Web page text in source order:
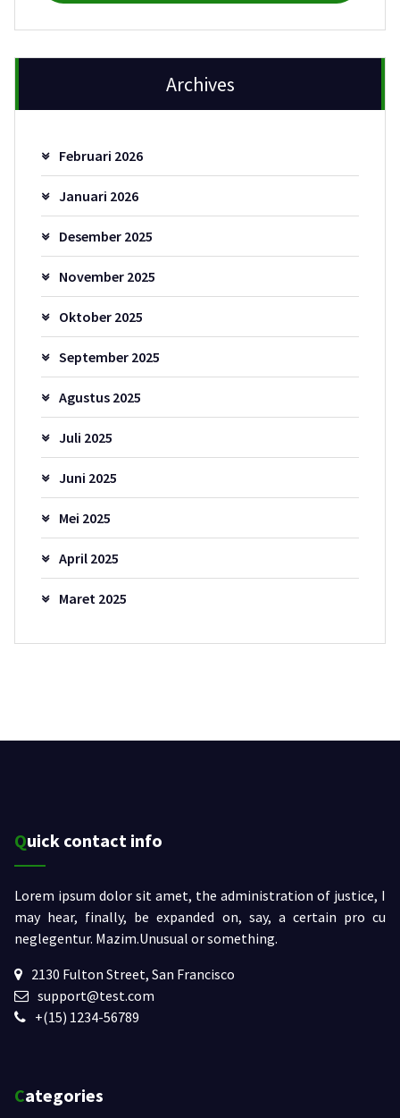
Archives
Februari 2026
Januari 2026
Desember 2025
November 2025
Oktober 2025
September 2025
Agustus 2025
Juli 2025
Juni 2025
Mei 2025
April 2025
Maret 2025
Quick contact info
Lorem ipsum dolor sit amet, the administration of justice, I
may hear, finally, be expanded on, say, a certain pro cu
neglegentur. Mazim.Unusual or something.
2130 Fulton Street, San Francisco
support@test.com
+(15) 1234-56789
Categories